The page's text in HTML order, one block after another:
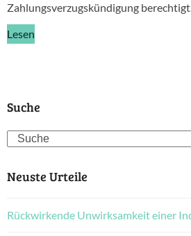
Zahlungsverzugskündigung
Lesen
Suche
Search
Neuste Urteile
Rückwirkende Unwirksamkeit einer